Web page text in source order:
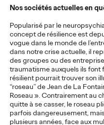
Nos sociétés actuelles en
Popularisé par le
concept de résilience est
vogue dans le monde de
dans notre crise actuelle, il
des groupes ou des
traumatisme auxquels ils font
résilient pourrait trouver son
“roseau” de Jean de La
Roseau ». Contrairement au
quitte à se casser, le roseau
parfois dangereusement,
plusieurs années, face aux
among
executives
Ogilvy Paris
While LinkedIn has
strategic lever for
Paris and ExComm reveals a…
More→